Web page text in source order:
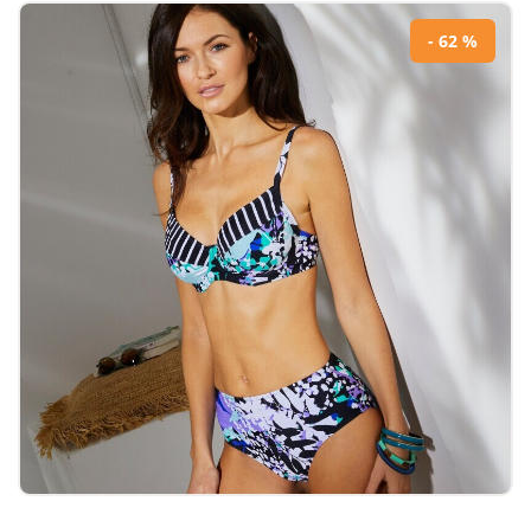
- 62 %